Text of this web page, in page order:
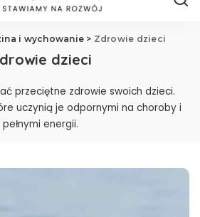
i wychowanie > Zdrowie dzieci
dzieci
przeciętne zdrowie swoich dzieci.
uczynią je odpornymi na choroby i
pełnymi energii.